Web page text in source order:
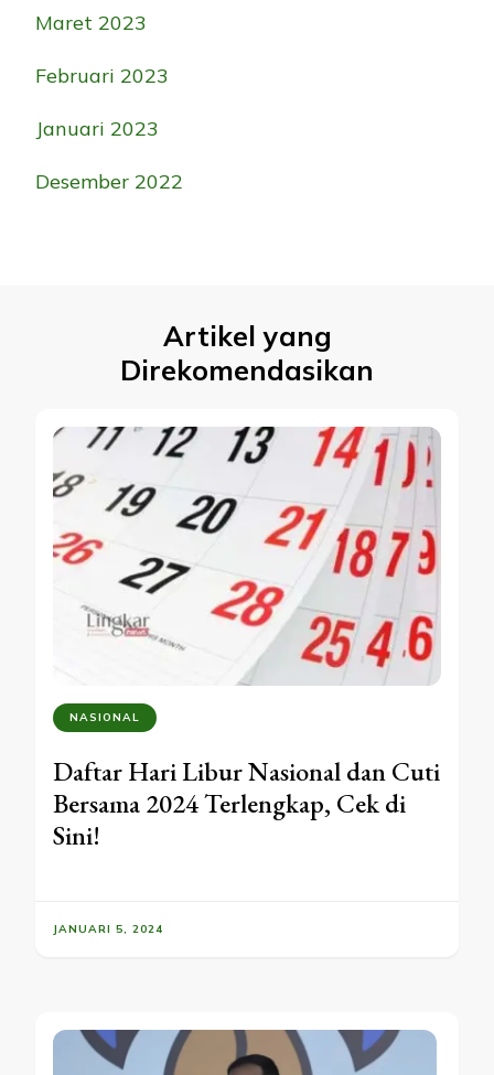
Maret 2023
Februari 2023
Januari 2023
Desember 2022
Artikel yang
Direkomendasikan
NASIONAL
Daftar Hari Libur Nasional dan Cuti
Bersama 2024 Terlengkap, Cek di
Sini!
JANUARI 5, 2024